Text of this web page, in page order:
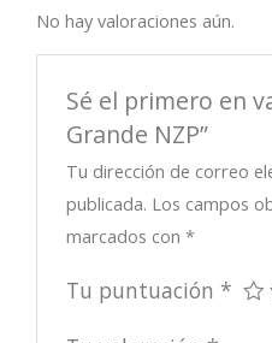
No hay valoraciones aún.
Sé el primero en
Grande NZP”
Tu dirección de correo
publicada. Los campos
marcados con*
Tu puntuación *